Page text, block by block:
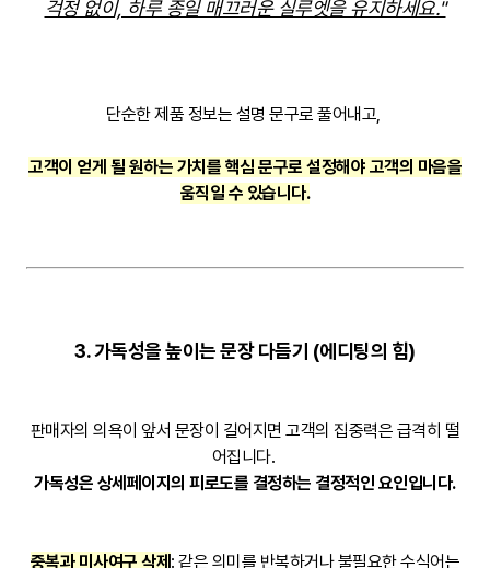
걱정 없이, 하루 종일 매끄러운 실루엣을 유지하세요."
단순한 제품 정보는 설명 문구로 풀어내고,
고객이 얻게 될 원하는 가치를 핵심 문구로 설정해야 고객의 마음을
움직일 수 있습니다.
3. 가독성을 높이는 문장 다듬기 (에디팅의 힘)
판매자의 의욕이 앞서 문장이 길어지면 고객의 집중력은 급격히 떨
어집니다.
가독성은 상세페이지의 피로도를 결정하는 결정적인 요인입니다.
중복과 미사여구 삭제 : 같은 의미를 반복하거나 불필요한 수식어는